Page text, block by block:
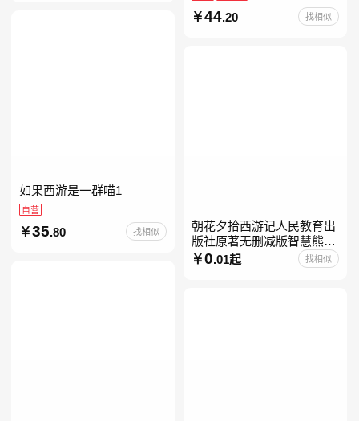
44.20 找相似
如果西游是一群喵1
自营
35.80 找相似
朝花夕拾西游记人民教育出
版社原著无删减版智慧熊升
级版七年级必读书目初一上
册人民文学出版社人教版当
0.01起 找相似